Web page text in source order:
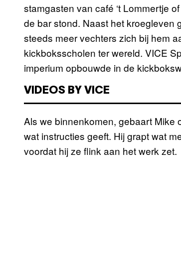
stamgasten van café ‘t Lommertje
de bar stond. Naast het kroegleven
steeds meer vechters zich bij hem
kickboksscholen ter wereld. VICE
imperium opbouwde in de
VIDEOS BY VICE
Als we binnenkomen, gebaart Mike
wat instructies geeft. Hij grapt wat
voordat hij ze flink aan het werk zet.